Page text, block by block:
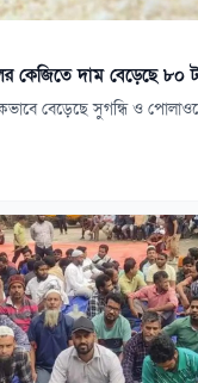
কেজিতে দাম বেড়েছে ৮০
বেড়েছে সুগন্ধি ও